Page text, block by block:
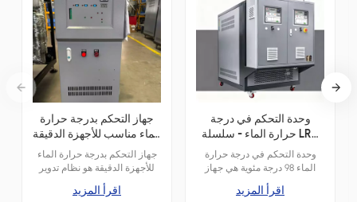
جهاز التحكم بدرجة حرارة
الماء مناسب للأجهزة الدقيقة
- LWM-30-12KW
جهاز التحكم بدرجة حرارة الماء
للأجهزة الدقيقة هو نظام تدوير
مياه مغلق عالي الدقة، مستقر،
وموفر للطاقة. صُمم هذا الجهاز
اقرأ المزيد
وحدة التحكم في درجة
حرارة الماء - سلسلة LRD
للمطاط والبلاستيك (98
درجة مئوية)
وحدة التحكم في درجة حرارة
الماء 98 درجة مئوية هي جهاز
صناعي للتحكم في درجة
الحرارة، يستخدم الماء كوسيط
اقرأ المزيد